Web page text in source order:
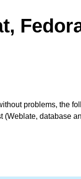
problems, the
(Weblate, database